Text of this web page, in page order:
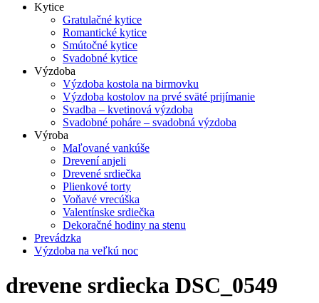
Kytice
Gratulačné kytice
Romantické kytice
Smútočné kytice
Svadobné kytice
Výzdoba
Výzdoba kostola na birmovku
Výzdoba kostolov na prvé sväté prijímanie
Svadba – kvetinová výzdoba
Svadobné poháre – svadobná výzdoba
Výroba
Maľované vankúše
Drevení anjeli
Drevené srdiečka
Plienkové torty
Voňavé vrecúška
Valentínske srdiečka
Dekoračné hodiny na stenu
Prevádzka
Výzdoba na veľkú noc
drevene srdiecka DSC_0549